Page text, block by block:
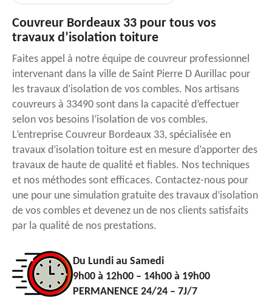
Couvreur Bordeaux 33 pour tous vos
travaux d’isolation toiture
Faites appel à notre équipe de couvreur professionnel
intervenant dans la ville de Saint Pierre D Aurillac pour
les travaux d’isolation de vos combles. Nos artisans
couvreurs à 33490 sont dans la capacité d’effectuer
selon vos besoins l’isolation de vos combles.
L’entreprise Couvreur Bordeaux 33, spécialisée en
travaux d’isolation toiture est en mesure d’apporter des
travaux de haute de qualité et fiables. Nos techniques
et nos méthodes sont efficaces. Contactez-nous pour
une pour une simulation gratuite des travaux d’isolation
de vos combles et devenez un de nos clients satisfaits
par la qualité de nos prestations.
Du Lundi au Samedi
9h00 à 12h00 – 14h00 à 19h00
PERMANENCE 24/24 – 7J/7